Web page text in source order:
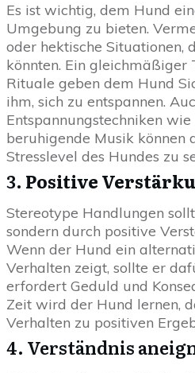
Es ist wichtig, dem Hund
Umgebung zu bieten.
oder hektische Situationen,
könnten. Ein gleichmäßiger
Rituale geben dem Hund
ihm, sich zu entspannen.
Entspannungstechniken
beruhigende Musik können
Stresslevel des Hundes zu
3. Positive
Stereotype Handlungen
sondern durch positive
Wenn der Hund ein
Verhalten zeigt, sollte er
erfordert Geduld und
Zeit wird der Hund lernen,
Verhalten zu positiven
4. Verständnis